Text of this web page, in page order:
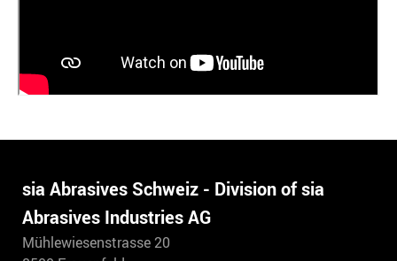
sia Abrasives Schweiz - Division of sia
Abrasives Industries AG
Mühlewiesenstrasse 20